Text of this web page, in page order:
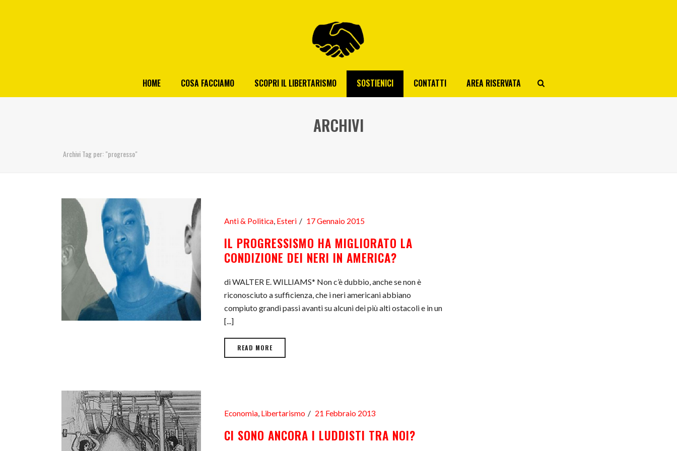
HOME COSA FACCIAMO SCOPRI IL LIBERTARISMO SOSTIENICI CONTATTI AREA RISERVATA
ARCHIVI
Archivi Tag per: "progresso"
Anti & Politica, Esteri 17 Gennaio 2015
IL PROGRESSISMO HA MIGLIORATO LA
CONDIZIONE DEI NERI IN AMERICA?
di WALTER E. WILLIAMS* Non c’è dubbio, anche se non è
riconosciuto a sufficienza, che i neri americani abbiano
compiuto grandi passi avanti su alcuni dei più alti ostacoli e in un
[...]
READ MORE
Economia, Libertarismo 21 Febbraio 2013
CI SONO ANCORA I LUDDISTI TRA NOI?